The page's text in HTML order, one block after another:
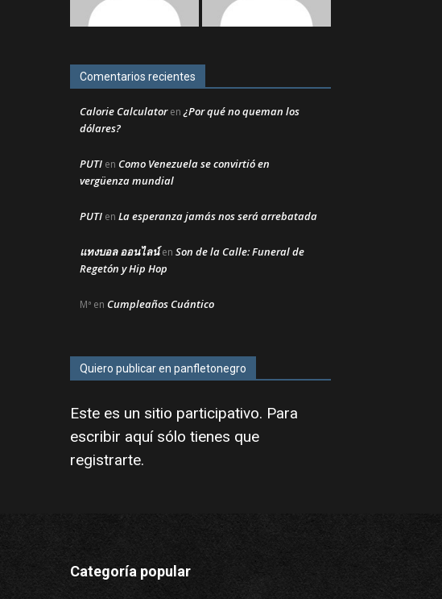
Comentarios recientes
Calorie Calculatoren¿Por qué no queman los
dólares?
PUTI en Como Venezuela se convirtió en
vergüenza mundial
PUTI en La esperanza jamás nos será arrebatada
แทงบอล ออนไลน์en Son de la Calle: Funeral de
Regetón y Hip Hop
Mª en Cumpleaños Cuántico
Quiero publicar en panfletonegro
Este es un sitio participativo. Para
escribir aquí sólo tienes que
registrarte.
Categoría popular